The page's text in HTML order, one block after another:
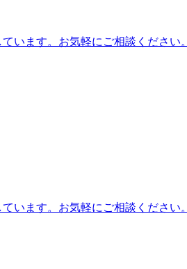
います。お気軽にご相談ください。
います。お気軽にご相談ください。